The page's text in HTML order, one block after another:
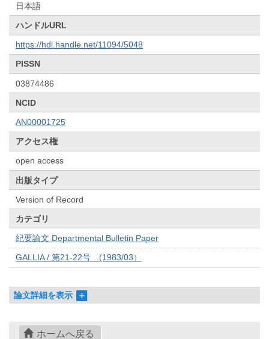
日本語
ハンドルURL
https://hdl.handle.net/11094/5048
PISSN
03874486
NCID
AN00001725
アクセス権
open access
出版タイプ
Version of Record
カテゴリ
紀要論文 Departmental Bulletin Paper
GALLIA / 第21-22号 (1983/03）
論文詳細を表示
ホームへ戻る